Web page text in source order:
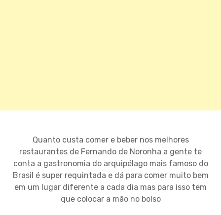
Quanto custa comer e beber nos melhores
restaurantes de Fernando de Noronha a gente te
conta a gastronomia do arquipélago mais famoso do
Brasil é super requintada e dá para comer muito bem
em um lugar diferente a cada dia mas para isso tem
que colocar a mão no bolso